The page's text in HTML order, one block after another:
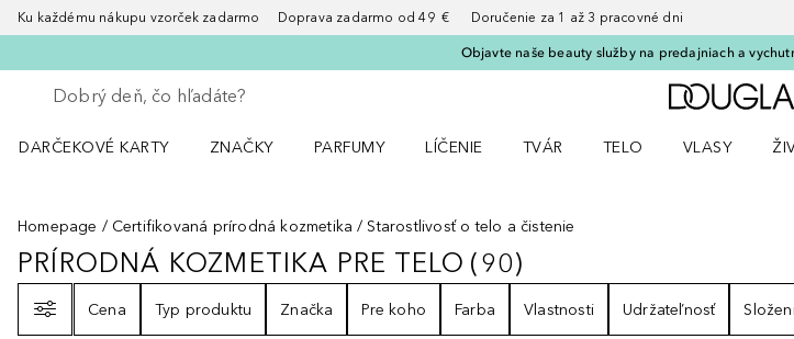
Ku každému nákupu vzorček zadarmo Doprava zadarmo od 49 € Doručenie za 1 až 3 pracovné dni
Objavte naše beauty služby na predajniach a
Choď späť
Vykonajte vyhľadávanie
DARČEKOVÉ KARTY
ZNAČKY
PARFUMY
LÍČENIE
TVÁR
TELO
VLASY
Homepage Certifikovaná prírodná kozmetika Starostlivosť o telo a čistenie
PRÍRODNÁ KOZMETIKA PRE TELO90VÝSLEDKY
PRÍRODNÁ KOZMETIKA PRE TELO (90)
Cena
Typ produktu Značka Pre koho Farba Vlastnosti Udržateľnosť